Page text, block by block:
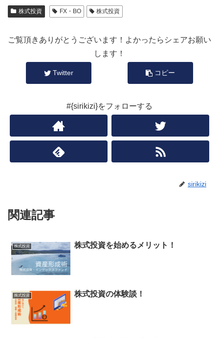
株式投資 FX・BO 株式投資
ご覧頂きありがとうございます！よかったらシェアお願い
します！
Twitter コピー
#{sirikizi}をフォローする
sirikizi
関連記事
株式投資 株式投資を始めるメリット！
株式投資 株式投資の体験談！